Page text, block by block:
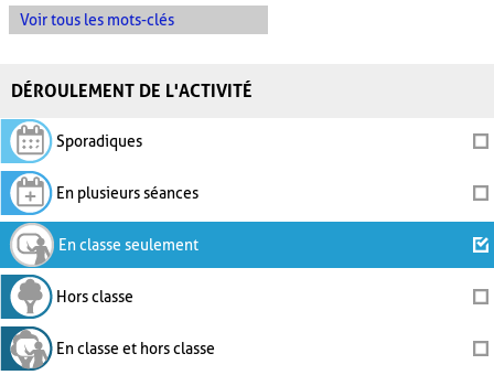
Voir tous les mots-clés
DÉROULEMENT DE L'ACTIVITÉ
Sporadiques
En plusieurs séances
En classe seulement
Hors classe
En classe et hors classe